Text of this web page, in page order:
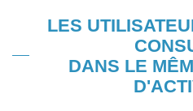
LES
DANS LE